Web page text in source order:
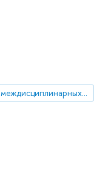
НЦМУ "Центр междисциплинарных исследований человеческого потенциала"